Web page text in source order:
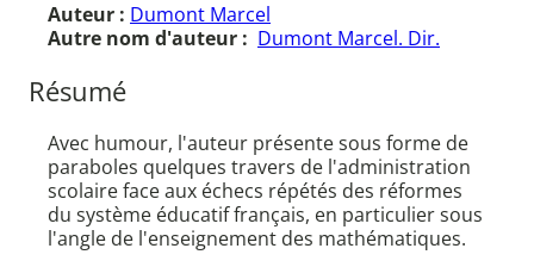
Auteur : Dumont Marcel
Autre nom d'auteur : Dumont Marcel. Dir.
Résumé
Avec humour, l'auteur présente sous forme de
paraboles quelques travers de l'administration
scolaire face aux échecs répétés des réformes
du système éducatif français, en particulier sous
l'angle de l'enseignement des mathématiques.